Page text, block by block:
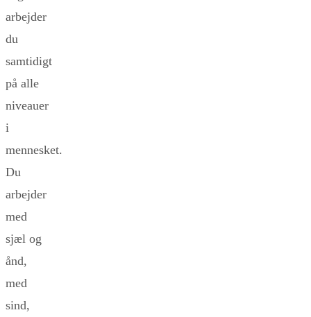
arbejder
du
samtidigt
på alle
niveauer
i
mennesket.
Du
arbejder
med
sjæl og
ånd,
med
sind,